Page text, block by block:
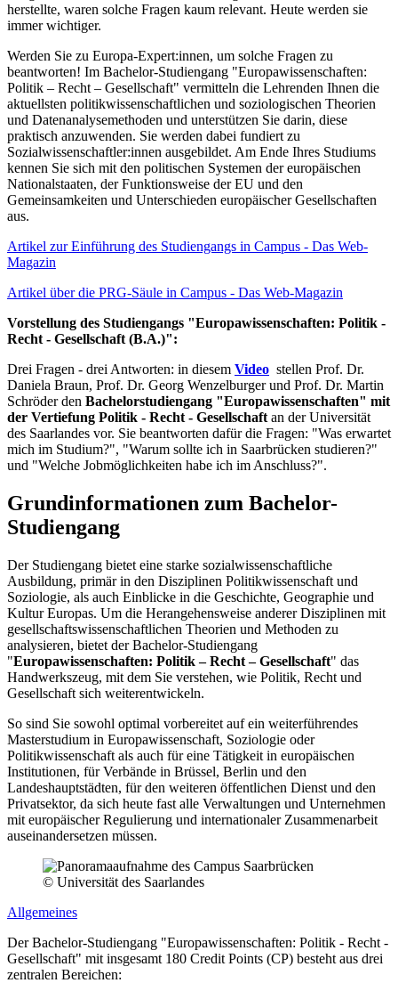
herstellte, waren solche Fragen kaum relevant. Heute werden sie
immer wichtiger.
Werden Sie zu Europa-Expert:innen, um solche Fragen zu
beantworten! Im Bachelor-Studiengang "Europawissenschaften:
Politik – Recht – Gesellschaft" vermitteln die Lehrenden Ihnen die
aktuellsten politikwissenschaftlichen und soziologischen Theorien
und Datenanalysemethoden und unterstützen Sie darin, diese
praktisch anzuwenden. Sie werden dabei fundiert zu
Sozialwissenschaftler:innen ausgebildet. Am Ende Ihres Studiums
kennen Sie sich mit den politischen Systemen der europäischen
Nationalstaaten, der Funktionsweise der EU und den
Gemeinsamkeiten und Unterschieden europäischer Gesellschaften
aus.
Artikel zur Einführung des Studiengangs in Campus - Das Web-
Magazin
Artikel über die PRG-Säule in Campus - Das Web-Magazin
Vorstellung des Studiengangs "Europawissenschaften: Politik -
Recht - Gesellschaft (B.A.)":
Drei Fragen - drei Antworten: in diesem Video stellen Prof. Dr.
Daniela Braun, Prof. Dr. Georg Wenzelburger und Prof. Dr. Martin
Schröder den Bachelorstudiengang "Europawissenschaften" mit
der Vertiefung Politik - Recht - Gesellschaft an der Universität
des Saarlandes vor. Sie beantworten dafür die Fragen: "Was erwartet
mich im Studium?", "Warum sollte ich in Saarbrücken studieren?"
und "Welche Jobmöglichkeiten habe ich im Anschluss?".
Grundinformationen zum Bachelor-
Studiengang
Der Studiengang bietet eine starke sozialwissenschaftliche
Ausbildung, primär in den Disziplinen Politikwissenschaft und
Soziologie, als auch Einblicke in die Geschichte, Geographie und
Kultur Europas. Um die Herangehensweise anderer Disziplinen mit
gesellschaftswissenschaftlichen Theorien und Methoden zu
analysieren, bietet der Bachelor-Studiengang
"Europawissenschaften: Politik – Recht – Gesellschaft" das
Handwerkszeug, mit dem Sie verstehen, wie Politik, Recht und
Gesellschaft sich weiterentwickeln.
So sind Sie sowohl optimal vorbereitet auf ein weiterführendes
Masterstudium in Europawissenschaft, Soziologie oder
Politikwissenschaft als auch für eine Tätigkeit in europäischen
Institutionen, für Verbände in Brüssel, Berlin und den
Landeshauptstädten, für den weiteren öffentlichen Dienst und den
Privatsektor, da sich heute fast alle Verwaltungen und Unternehmen
mit europäischer Regulierung und internationaler Zusammenarbeit
auseinandersetzen müssen.
© Universität des Saarlandes
Allgemeines
Der Bachelor-Studiengang "Europawissenschaften: Politik - Recht -
Gesellschaft" mit insgesamt 180 Credit Points (CP) besteht aus drei
zentralen Bereichen: